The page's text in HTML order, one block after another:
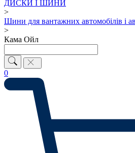
ДИСКИ І ШИНИ
>
Шини для вантажних автомобілів і
>
Кама Ойл
0